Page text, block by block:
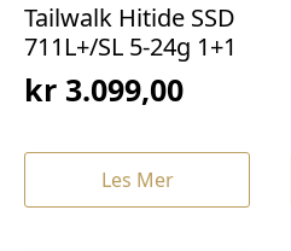
Tailwalk Hitide SSD
711L+/SL 5-24g 1+1
kr 3.099,00
Les Mer